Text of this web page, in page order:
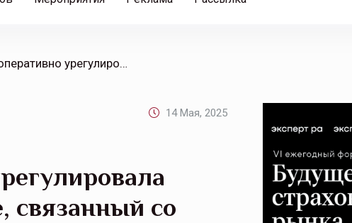
/ РЕСО-Гарантия оперативно урегулировала страховой случай в Балашихе, связанный со взрывом автомобиля
14 Мая, 2025
связанный со